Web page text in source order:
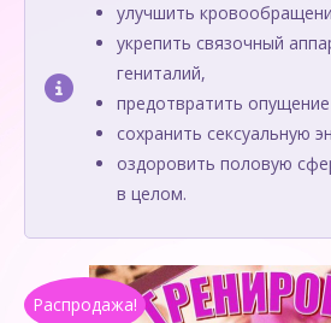
улучшить
укрепить связочный
гениталий,
предотвратить
сохранить сексуальную
оздоровить половую
в целом.
Распродажа!